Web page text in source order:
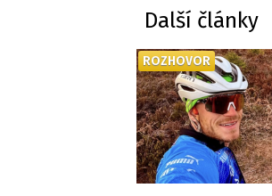
Další články
ROZHOVOR